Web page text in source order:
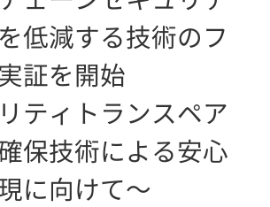
低減する技術のフ
証を開始
ティトランスペア
保技術による安心
に向けて～